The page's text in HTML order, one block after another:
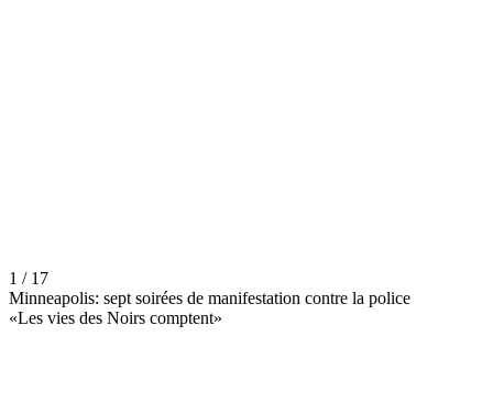
1 / 17
Minneapolis: sept soirées de manifestation contre la police
«Les vies des Noirs comptent»